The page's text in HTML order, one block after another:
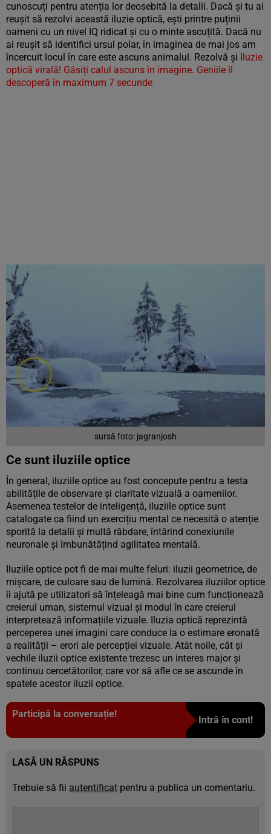
cunoscuți pentru atenția lor deosebită la detalii. Dacă și tu ai
reușit să rezolvi această iluzie optică, ești printre puținii
oameni cu un nivel IQ ridicat și cu o minte ascuțită. Dacă nu
ai reușit să identifici ursul polar, în imaginea de mai jos am
încercuit locul în care este ascuns animalul. Rezolvă și Iluzie
optică virală! Găsiți calul ascuns în imagine. Geniile îl
descoperă în maximum 7 secunde
sursă foto: jagranjosh
Ce sunt iluziile optice
În general, iluziile optice au fost concepute pentru a testa
abilitățile de observare și claritate vizuală a oamenilor.
Asemenea testelor de inteligență, iluziile optice sunt
catalogate ca fiind un exercițiu mental ce necesită o atenție
sporită la detalii și multă răbdare, întărind conexiunile
neuronale și îmbunătățind agilitatea mentală.
Iluziile optice pot fi de mai multe feluri: iluzii geometrice, de
mișcare, de culoare sau de lumină. Rezolvarea iluziilor optice
îi ajută pe utilizatori să înțeleagă mai bine cum funcționează
creierul uman, sistemul vizual și modul în care creierul
interpretează informațiile vizuale. Iluzia optică reprezintă
perceperea unei imagini care conduce la o estimare eronată
a realității – erori ale percepției vizuale. Atât noile, cât și
vechile iluzii optice existente trezesc un interes major și
continuu cercetătorilor, care vor să afle ce se ascunde în
spatele acestor iluzii optice.
Participă la conversație!
Intră în cont!
LASĂ UN RĂSPUNS
Trebuie să fii autentificat pentru a publica un comentariu.